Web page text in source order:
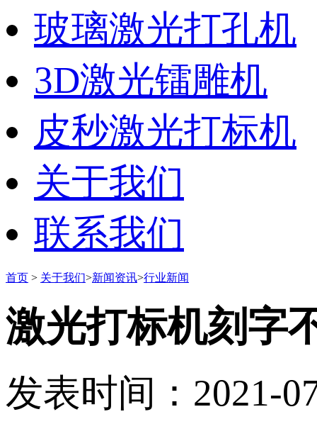
玻璃激光打孔机
3D激光镭雕机
皮秒激光打标机
关于我们
联系我们
首页 > 关于我们>新闻资讯>行业新闻
激光打标机刻字
发表时间：2021-